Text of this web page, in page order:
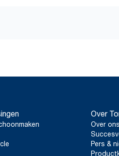
Over
Over ons
Pers &